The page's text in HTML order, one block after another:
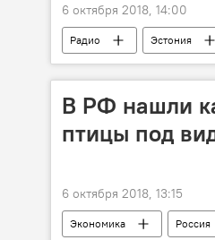
6 октября 2018, 14:00
Радио Эстония
В РФ нашли
птицы под
6 октября 2018, 13:15
Экономика Россия